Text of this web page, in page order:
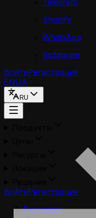
Telegram
Shopify
WhatsApp
Instagram
ВойтиРегистрация
ENUA
RU
ВойтиРегистрация
Proxywing